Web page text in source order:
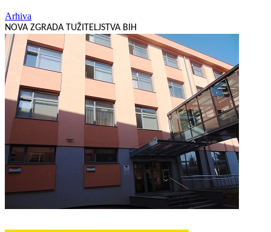
Arhiva
NOVA ZGRADA TUŽITELJSTVA BIH